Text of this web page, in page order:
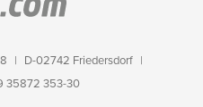
D-02742 Friedersdorf
35872 353-30